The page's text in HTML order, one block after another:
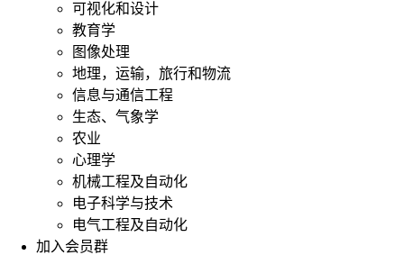
可视化和设计
教育学
图像处理
地理，运输，旅行和物流
信息与通信工程
生态、气象学
农业
心理学
机械工程及自动化
电子科学与技术
电气工程及自动化
加入会员群